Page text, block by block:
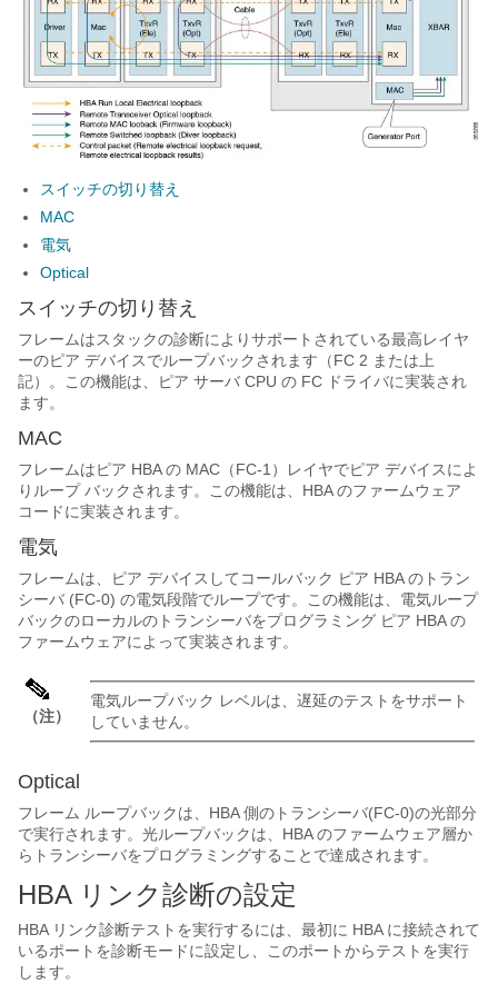
スイッチの切り替え
MAC
電気
Optical
スイッチの切り替え
フレームはスタックの診断によりサポートされている最高レイヤ
ーのピア デバイスでループバックされます（FC 2 または上
記）。この機能は、ピア サーバ CPU の FC ドライバに実装され
ます。
MAC
フレームはピア HBA の MAC（FC-1）レイヤでピア デバイスによ
りループ バックされます。この機能は、HBA のファームウェア
コードに実装されます。
電気
フレームは、ピア デバイスしてコールバック ピア HBA のトラン
シーバ (FC-0) の電気段階でループです。この機能は、電気ループ
バックのローカルのトランシーバをプログラミング ピア HBA の
ファームウェアによって実装されます。
（注）
電気ループバック レベルは、遅延のテストをサポート
していません。
Optical
フレーム ループバックは、HBA 側のトランシーバ(FC-0)の光部分
で実行されます。光ループバックは、HBA のファームウェア層か
らトランシーバをプログラミングすることで達成されます。
HBA リンク診断の設定
HBA リンク診断テストを実行するには、最初に HBA に接続されて
いるポートを診断モードに設定し、このポートからテストを実行
します。